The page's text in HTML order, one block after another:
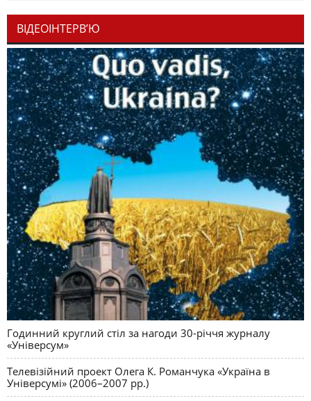
ВІДЕОІНТЕРВ’Ю
Годинний круглий стіл за нагоди 30-річчя журналу
«Універсум»
Телевізійний проект Олега К. Романчука «Україна в
Універсумі» (2006–2007 рр.)